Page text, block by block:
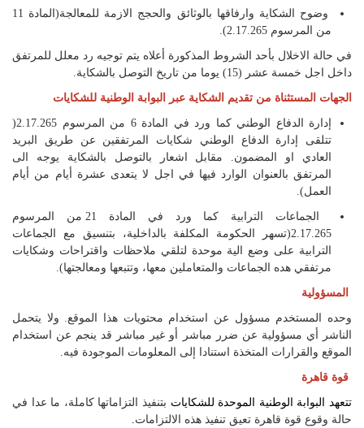
وضوح الشكاية وارفاقها بالوثائق والحجج الازمة للمعالجة(المادة 11
من المرسوم 2.17.265).
في حالة الاخلال بأحد الشروط المذكورة أعلاه يتم توجيه رد معلل للمرتفق
داخل اجل خمسة عشر (15) يوما من تاريخ التوصل بالشكاية.
الجهات المستثناة من تقديم الشكاية عبر البوابة الوطنية للشكايات
إدارة الدفاع الوطني كما ورد في المادة 6 من المرسوم 2.17.265(
تتلقى إدارة الدفاع الوطني شكايات المرتفقين عن طريق البريد
العادي او المضمون. مقابل اشعار بالتوصل بالشكاية يوجه الى
المرتفق بالعنوان الوارد فيها في اجل لا يتعدى عشرة أيام من أيام
العمل).
الجماعات الترابية كما ورد في المادة 21 من المرسوم
2.17.265(تسهر الحكومة المكلفة بالداخلية، بتنسيق مع الجماعات
الترابية على وضع الية موحدة لتلقي ملاحظات واقتراحات وشكايات
مرتفقي هده الجماعات والمتعاملين معها، وتتبعها ومعالجتها).
المسؤولية
وحده المستخدم مسؤول عن استخدام محتويات هذا الموقع. ولا يتحمل
الناشر أي مسؤولية عن ضرر مباشر أو غير مباشر قد ينجم عن استخدام
الموقع والقرارات المتخذة استنادا إلى المعلومات الموجودة فيه.
قوة قاهرة
تتعهد البوابة الوطنية الموحدة للشكايات بتنفيذ التزاماتها كاملة، ما عدا في
حالة وقوع قوة قاهرة تعيق تنفيذ هذه الالتزامات.